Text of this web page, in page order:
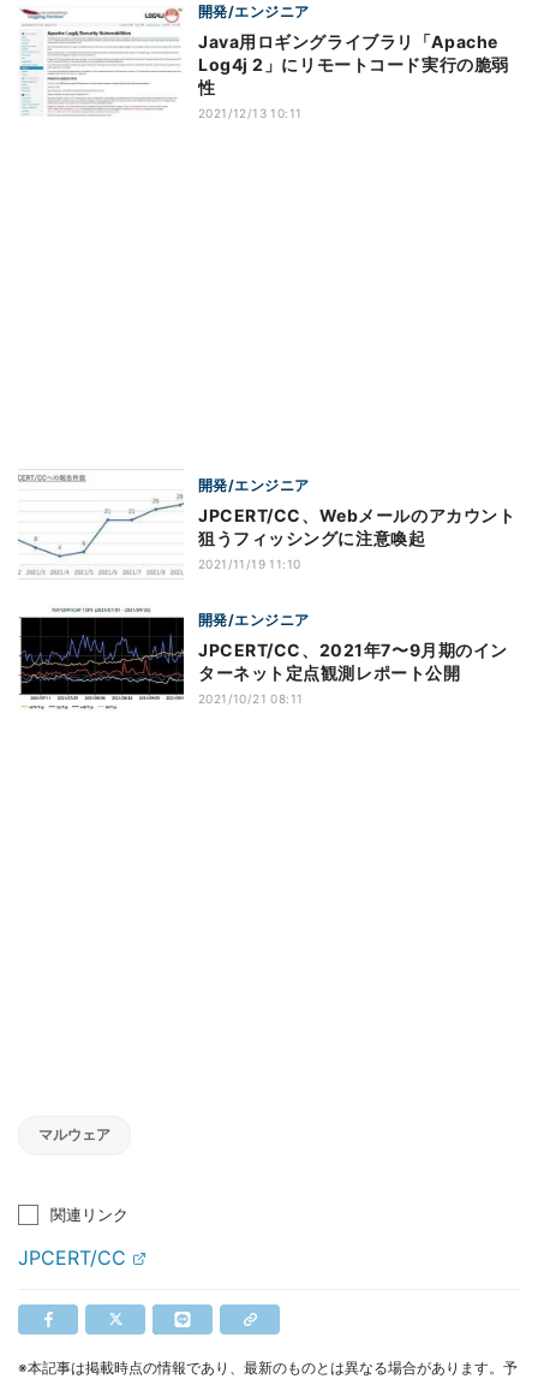
開発/エンジニア
Java用ロギングライブラリ「Apache
Log4j 2」にリモートコード実行の脆弱
性
2021/12/13 10:11
開発/エンジニア
JPCERT/CC、Webメールのアカウント
狙うフィッシングに注意喚起
2021/11/19 11:10
開発/エンジニア
JPCERT/CC、2021年7〜9月期のイン
ターネット定点観測レポート公開
2021/10/21 08:11
マルウェア
関連リンク
JPCERT/CC
※本記事は掲載時点の情報であり、最新のものとは異なる場合があります。予